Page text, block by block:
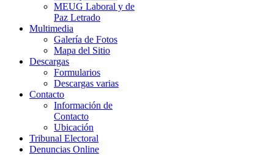
MEUG Laboral y de
Paz Letrado
Multimedia
Galería de Fotos
Mapa del Sitio
Descargas
Formularios
Descargas varias
Contacto
Información de
Contacto
Ubicación
Tribunal Electoral
Denuncias Online